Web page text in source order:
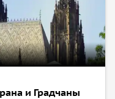
и Градчаны